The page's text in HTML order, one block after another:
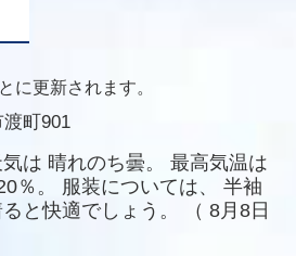
に更新されます。
町901
は 晴れのち曇。
最高気温は
％。 服装については、
半袖
と快適でしょう。
（ 8月8日